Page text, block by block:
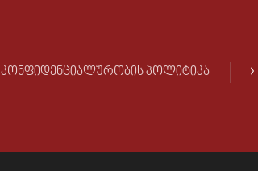
ᲙᲝᲜᲤᲘᲓᲔᲜᲪᲘᲐᲚᲣᲠᲝᲑᲘᲡ ᲞᲝᲚᲘᲢᲘᲙᲐ